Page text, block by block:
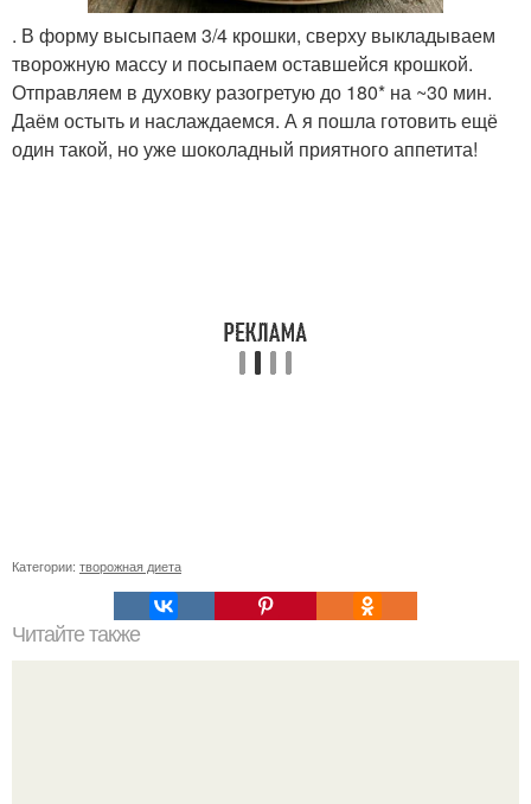
. В форму высыпаем 3/4 крошки, сверху выкладываем
творожную массу и посыпаем оставшейся крошкой.
Отправляем в духовку разогретую до 180* на ~30 мин.
Даём остыть и наслаждаемся. А я пошла готовить ещё
один такой, но уже шоколадный приятного аппетита!
Категории: творожная диета
Читайте также